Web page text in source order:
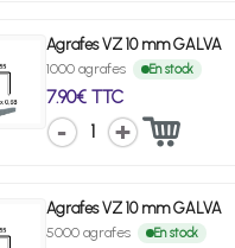
Agrafes VZ 10 mm GALVA
1000 agrafes En stock
7.90€ TTC
1
Agrafes VZ 10 mm GALVA
5000 agrafes En stock